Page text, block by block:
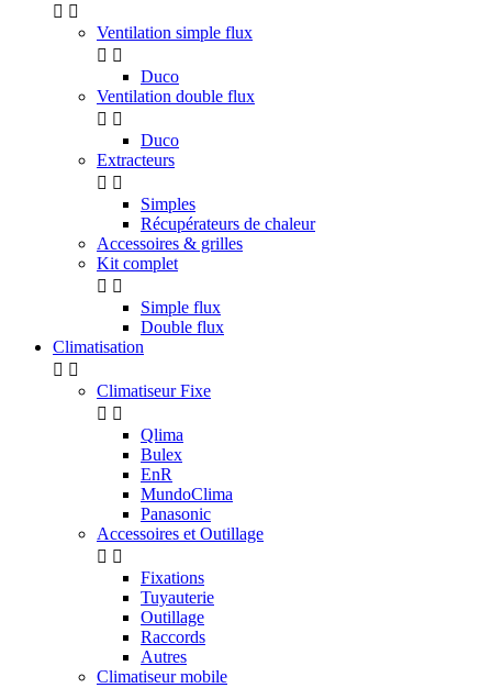
 
Ventilation simple flux
 
Duco
Ventilation double flux
 
Duco
Extracteurs
 
Simples
Récupérateurs de chaleur
Accessoires & grilles
Kit complet
 
Simple flux
Double flux
Climatisation
 
Climatiseur Fixe
 
Qlima
Bulex
EnR
MundoClima
Panasonic
Accessoires et Outillage
 
Fixations
Tuyauterie
Outillage
Raccords
Autres
Climatiseur mobile